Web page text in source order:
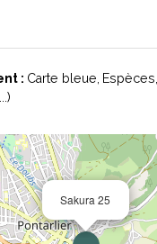
: Carte bleue Espèces
Sakura 25